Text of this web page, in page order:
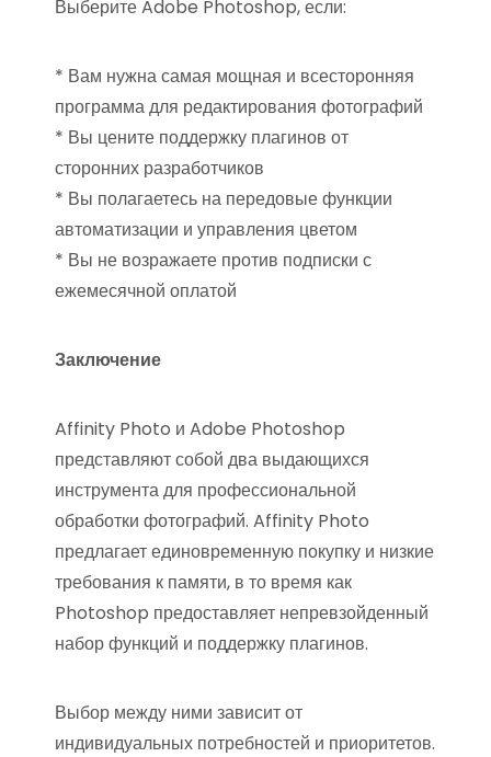
Выберите Adobe Photoshop, если:
* Вам нужна самая мощная и всесторонняя
программа для редактирования фотографий
* Вы цените поддержку плагинов от
сторонних разработчиков
* Вы полагаетесь на передовые функции
автоматизации и управления цветом
* Вы не возражаете против подписки с
ежемесячной оплатой
Заключение
Affinity Photo и Adobe Photoshop
представляют собой два выдающихся
инструмента для профессиональной
обработки фотографий. Affinity Photo
предлагает единовременную покупку и низкие
требования к памяти, в то время как
Photoshop предоставляет непревзойденный
набор функций и поддержку плагинов.
Выбор между ними зависит от
индивидуальных потребностей и приоритетов.